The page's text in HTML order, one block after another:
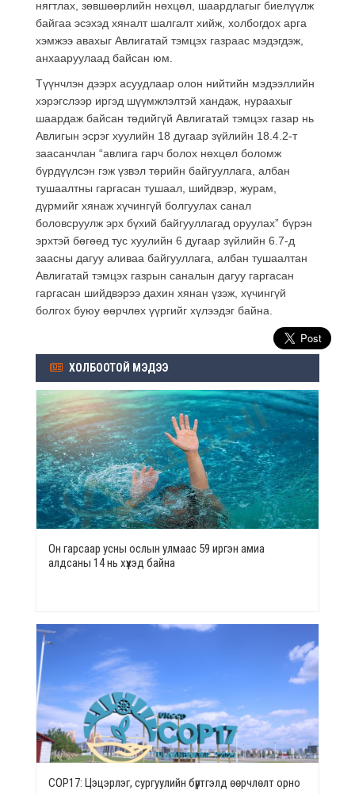
нягтлах, зөвшөөрлийн нөхцөл, шаардлагыг биелүүлж
байгаа эсэхэд хяналт шалгалт хийж, холбогдох арга
хэмжээ авахыг Авлигатай тэмцэх газраас мэдэгдэж,
анхааруулаад байсан юм.
Түүнчлэн дээрх асуудлаар олон нийтийн мэдээллийн
хэрэгслээр иргэд шүүмжлэлтэй хандаж, нураахыг
шаардаж байсан төдийгүй Авлигатай тэмцэх газар нь
Авлигын эсрэг хуулийн 18 дугаар зүйлийн 18.4.2-т
заасанчлан “авлига гарч болох нөхцөл боломж
бүрдүүлсэн гэж үзвэл төрийн байгууллага, албан
тушаалтны гаргасан тушаал, шийдвэр, журам,
дүрмийг хянаж хүчингүй болгуулах санал
боловсруулж эрх бүхий байгууллагад оруулах” бүрэн
эрхтэй бөгөөд тус хуулийн 6 дугаар зүйлийн 6.7-д
заасны дагуу аливаа байгууллага, албан тушаалтан
Авлигатай тэмцэх газрын саналын дагуу гаргасан
гаргасан шийдвэрээ дахин хянан үзэж, хүчингүй
болгох буюу өөрчлөх үүргийг хүлээдэг байна.
ХОЛБООТОЙ МЭДЭЭ
Он гарсаар усны ослын улмаас 59 иргэн амиа
алдсаны 14 нь хүүхэд байна
СОР17: Цэцэрлэг, сургуулийн бүртгэлд өөрчлөлт орно